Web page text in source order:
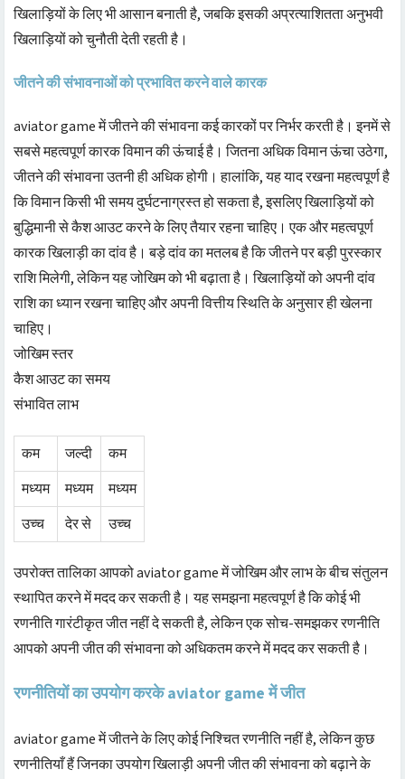
खिलाड़ियों के लिए भी आसान बनाती है, जबकि इसकी अप्रत्याशितता अनुभवी
खिलाड़ियों को चुनौती देती रहती है।
जीतने की संभावनाओं को प्रभावित करने वाले कारक
aviator game में जीतने की संभावना कई कारकों पर निर्भर करती है। इनमें से
सबसे महत्वपूर्ण कारक विमान की ऊंचाई है। जितना अधिक विमान ऊंचा उठेगा,
जीतने की संभावना उतनी ही अधिक होगी। हालांकि, यह याद रखना महत्वपूर्ण है
कि विमान किसी भी समय दुर्घटनाग्रस्त हो सकता है, इसलिए खिलाड़ियों को
बुद्धिमानी से कैश आउट करने के लिए तैयार रहना चाहिए। एक और महत्वपूर्ण
कारक खिलाड़ी का दांव है। बड़े दांव का मतलब है कि जीतने पर बड़ी पुरस्कार
राशि मिलेगी, लेकिन यह जोखिम को भी बढ़ाता है। खिलाड़ियों को अपनी दांव
राशि का ध्यान रखना चाहिए और अपनी वित्तीय स्थिति के अनुसार ही खेलना
चाहिए।
जोखिम स्तर
कैश आउट का समय
संभावित लाभ
कम जल्दी
कम
मध्यम
मध्यम
मध्यम
उच्च
देर से उच्च
उपरोक्त तालिका आपको aviator game में जोखिम और लाभ के बीच संतुलन
स्थापित करने में मदद कर सकती है। यह समझना महत्वपूर्ण है कि कोई भी
रणनीति गारंटीकृत जीत नहीं दे सकती है, लेकिन एक सोच-समझकर रणनीति
आपको अपनी जीत की संभावना को अधिकतम करने में मदद कर सकती है।
रणनीतियों का उपयोग करके aviator game में जीत
aviator game में जीतने के लिए कोई निश्चित रणनीति नहीं है, लेकिन कुछ
रणनीतियाँ हैं जिनका उपयोग खिलाड़ी अपनी जीत की संभावना को बढ़ाने के